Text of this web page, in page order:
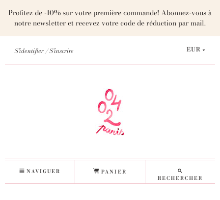
Profitez de -10% sur votre première commande! Abonnez-vous à
notre newsletter et recevez votre code de réduction par mail.
S'identifier S'inscrire EUR
NAVIGUER
PANIER
RECHERCHER